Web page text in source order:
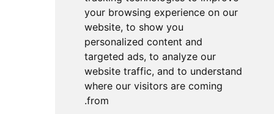
your browsing experience on our
website, to show you
personalized content and
targeted ads, to analyze our
website traffic, and to understand
where our visitors are coming
from.
تسجيل الدخول بمفتاح مرور
تسجيل الدخول باستخدام UACF
تسجيل الدخول باستخدام Decathlon
تسجيل الدخول باستخدام Withings